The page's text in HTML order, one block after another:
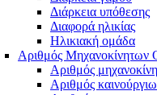
Διάρκεια υπόθεσης
Διαφορά ηλικίας
Ηλικιακή ομάδα
Αριθμός Μηχανοκίνητων
Αριθμός
Αριθμός